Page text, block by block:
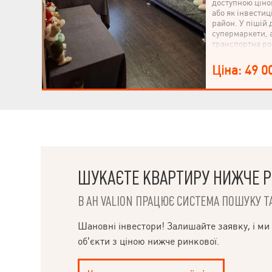
доступною
або як
район. У пішій
супермаркети,
транспортна
стан.
воду. Чиста,
Ціна: 49
ШУКАЄТЕ КВАРТИРУ НИЖЧЕ
В АН VALION ПРАЦЮЄ СИСТЕМА ПОШУКУ
Шановні інвестори! Залишайте заявку, і
об’єкти з ціною нижче ринкової.